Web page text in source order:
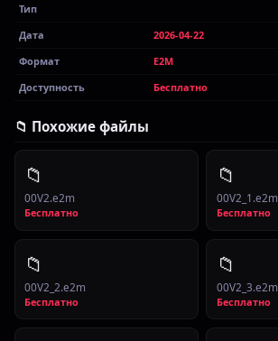
Тип
Дата
2026-04-22
Формат
E2M
Доступность
Бесплатно
📁 Похожие файлы
📁
00V2.e2m
Бесплатно
📁
00V2_1.e2m
Бесплатно
📁
00V2_2.e2m
Бесплатно
📁
00V2_3.e2m
Бесплатно